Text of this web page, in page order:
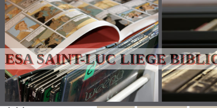
ESA SAINT-LUC LIEGE